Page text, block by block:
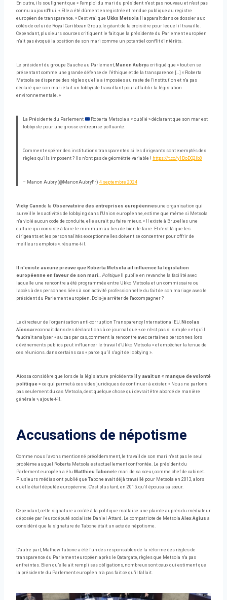
En outre, ils soulignent que « l'emploi du mari du président n'est pas nouveau et n'est pas
connu aujourd'hui. « Elle a été dûment enregistrée et rendue publique au registre
européen de transparence. » C'est vrai que Ukko Metsola Il apparaît dans ce dossier aux
côtés de celui de Royal Caribbean Group, le géant de la croisière pour lequel il travaille.
Cependant, plusieurs sources critiquent le fait que la présidente du Parlement européen
n'ait pas évoqué la position de son mari comme un potentiel conflit d'intérêts.
Le président du groupe Gauche au Parlement, Manon Aubrya critiqué que « tout en se
présentant comme une grande défense de l’éthique et de la transparence […] « Roberta
Metsola se dispense des règles qu'elle a imposées au reste de l'institution et n'a pas
déclaré que son mari était un lobbyiste travaillant pour affaiblir la législation
environnementale. »
La Présidente du Parlement
Roberta Metsola a « oublié » déclarant que son mar est
lobbyiste pour une grosse entreprise polluante.
Comment espérer des institutions transparentes si les dirigeants sont exemptés des
règles qu’ils imposent ? Ils n'ont pas de géométrie variable ! https://t.co/y1DoDQ2Ib8
– Manon Aubry (@ManonAubryFr) 4 septembre 2024
Vicky Cannde la Observatoire des entreprises européennes une organisation qui
surveille les activités de lobbying dans l'Union européenne, estime que même si Metsola
n'a violé aucun code de conduite, elle aurait pu faire mieux. « Il existe à Bruxelles une
culture qui consiste à faire le minimum au lieu de bien le faire. Et c’est là que les
dirigeants et les personnalités exceptionnelles doivent se concentrer pour offrir de
meilleurs emplois », résume-t-il.
Il n'existe aucune preuve que Roberta Metsola ait influencé la législation
européenne en faveur de son mari.. Politique Il publie en revanche la facilité avec
laquelle une rencontre a été programmée entre Ukko Metsola et un commissaire ou
l'accès à des personnes liées à son activité professionnelle du fait de son mariage avec le
président du Parlement européen. Dois-je arrêter de l'accompagner ?
Le directeur de l'organisation anti-corruption Transparency International EU, Nicolas
Aïossa reconnaît dans des déclarations à ce journal que « ce n'est pas si simple » et qu'il
faudrait analyser « au cas par cas, comment la rencontre avec certaines personnes lors
d'événements publics peut influencer le travail d'Ukko Metsola » et empêcher la tenue de
ces réunions. dans certains cas « parce qu’il s’agit de lobbying ».
Aiossa considère que lors de la législature précédente il y avait un « manque de volonté
politique » ce qui permet à ces vides juridiques de continuer à exister. « Nous ne parlons
pas seulement du cas Metsola, c'est quelque chose qui devrait être abordé de manière
générale », ajoute-t-il.
Accusations de népotisme
Comme nous l'avons mentionné précédemment, le travail de son mari n'est pas le seul
problème auquel Roberta Metsola est actuellement confrontée. Le président du
Parlement européen a élu Matthieu Tabone le mari de sa sœur, comme chef de cabinet.
Plusieurs médias ont publié que Tabone avait déjà travaillé pour Metsola en 2013, alors
qu'elle était députée européenne. C'est plus tard, en 2015, qu'il épousa sa sœur.
Cependant, cette signature a coûté à la politique maltaise une plainte auprès du médiateur
déposée par l'eurodéputé socialiste Daniel Attard. Le compatriote de Metsola Alex Agius a
considéré que la signature de Tabone était un acte de népotisme.
D'autre part, Mathew Tabone a été l'un des responsables de la réforme des règles de
transparence du Parlement européen après le Qatargate, règles que Metsola n'a pas
enfreintes. Bien qu’elle ait rempli ses obligations, nombreux sont ceux qui estiment que
la présidente du Parlement européen n’a pas fait ce qu’il fallait.